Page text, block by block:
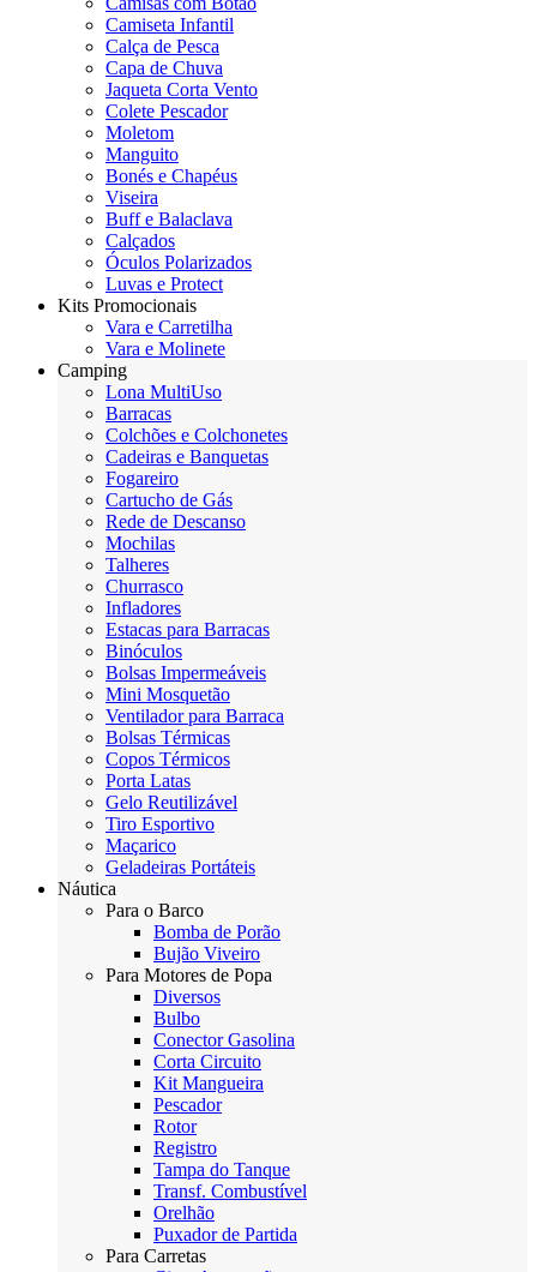
Camiseta Infantil
Calça de Pesca
Capa de Chuva
Jaqueta Corta Vento
Colete Pescador
Moletom
Manguito
Bonés e Chapéus
Viseira
Buff e Balaclava
Calçados
Óculos Polarizados
Luvas e Protect
Kits Promocionais
Vara e Carretilha
Vara e Molinete
Camping
Lona MultiUso
Barracas
Colchões e Colchonetes
Cadeiras e Banquetas
Fogareiro
Cartucho de Gás
Rede de Descanso
Mochilas
Talheres
Churrasco
Infladores
Estacas para Barracas
Binóculos
Bolsas Impermeáveis
Mini Mosquetão
Ventilador para Barraca
Bolsas Térmicas
Copos Térmicos
Porta Latas
Gelo Reutilizável
Tiro Esportivo
Maçarico
Geladeiras Portáteis
Náutica
Para o Barco
Bomba de Porão
Bujão Viveiro
Para Motores de Popa
Diversos
Bulbo
Conector Gasolina
Corta Circuito
Kit Mangueira
Pescador
Rotor
Registro
Tampa do Tanque
Transf. Combustível
Orelhão
Puxador de Partida
Para Carretas